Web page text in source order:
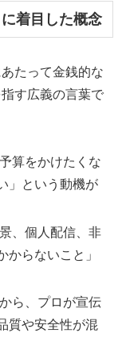
着目した概念
たって金銭的な
す広義の言葉で
算をかけたくな
」という動機が
、個人配信、非
からないこと」
ら、プロが宣伝
質や安全性が混